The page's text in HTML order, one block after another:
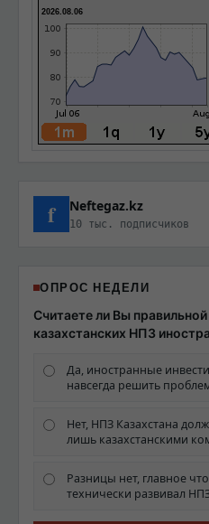
2026.08.06
f Neftegaz.kz
10 тыс. подписчиков
ОПРОС НЕДЕЛИ
Считаете ли Вы
казахстанских НПЗ
Да, иностранные
навсегда решить
Нет, НПЗ Казахстана
лишь казахстанскими
Разницы нет, главное
технически развивал